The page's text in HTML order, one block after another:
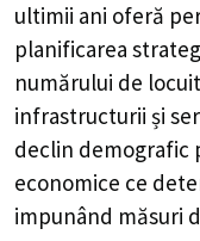
ultimii ani oferă
planificarea
numărului de
infrastructurii și
declin demografic
economice ce
impunând măsuri